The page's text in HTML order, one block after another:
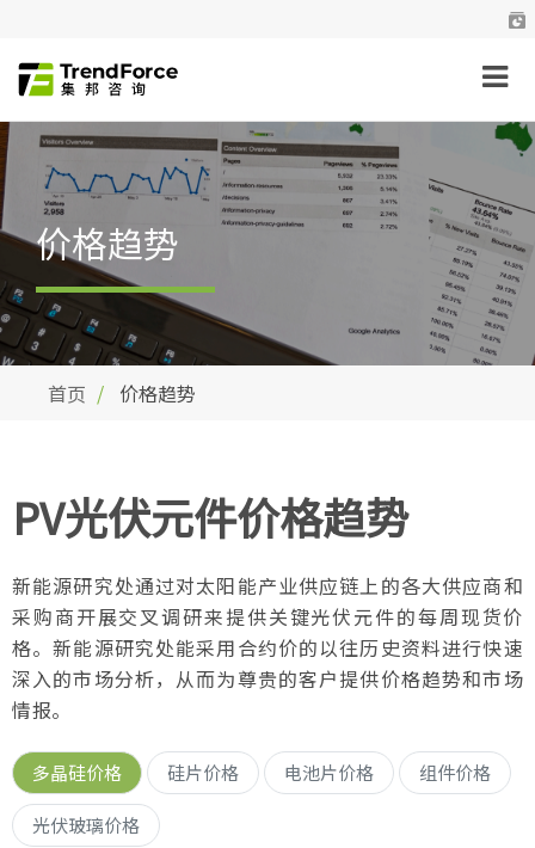
价格趋势
首页 价格趋势
PV光伏元件价格趋势
新能源研究处通过对太阳能产业供应链上的各大供应商和
采购商开展交叉调研来提供关键光伏元件的每周现货价
格。新能源研究处能采用合约价的以往历史资料进行快速
深入的市场分析，从而为尊贵的客户提供价格趋势和市场
情报。
多晶硅价格 硅片价格 电池片价格 组件价格
光伏玻璃价格